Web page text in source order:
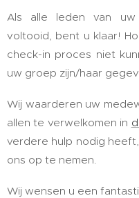
Als alle leden van
voltooid, bent u klaar!
check-in proces niet
uw groep zijn/haar
Wij waarderen uw
allen te verwelkomen in
verdere hulp nodig
ons op te nemen.
Wij wensen u een